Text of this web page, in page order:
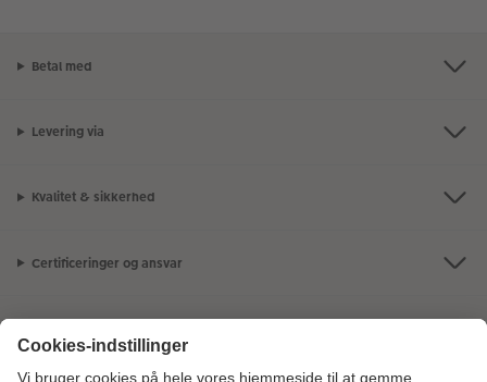
Betal med
Levering via
Kvalitet & sikkerhed
Certificeringer og ansvar